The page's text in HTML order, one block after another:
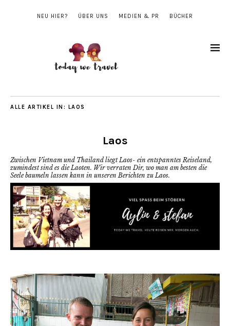
NEU HIER? ÜBER UNS MEDIEN & PR BÜCHER
ALLE ARTIKEL IN: LAOS
Laos
Zwischen Vietnam und Thailand liegt Laos- ein entspanntes Reiseland,
zumindest sind es die Laoten. Wir verraten Dir, wo man am besten die
Seele baumeln lassen kann in unseren Berichten zu Laos.